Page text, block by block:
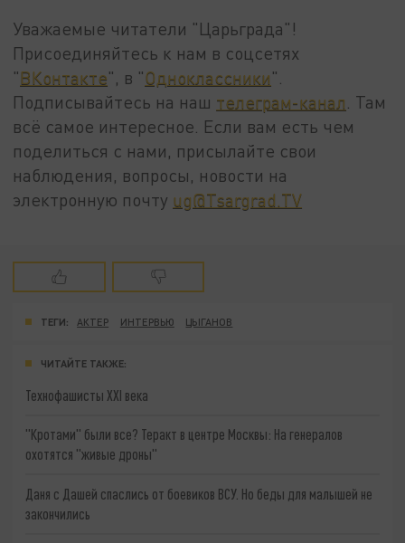
Уважаемые читатели "Царьграда"!
Присоединяйтесь к нам в соцсетях
"ВКонтакте", в "Одноклассники".
Подписывайтесь на наш телеграм-канал . Там
всё самое интересное. Если вам есть чем
поделиться с нами, присылайте свои
наблюдения, вопросы, новости на
электронную почту ug@Tsargrad.TV
ТЕГИ: АКТЕР ИНТЕРВЬЮ ЦЫГАНОВ
ЧИТАЙТЕ ТАКЖЕ:
Технофашисты XXI века
"Кротами" были все? Теракт в центре Москвы: На генералов
охотятся "живые дроны"
Даня с Дашей спаслись от боевиков ВСУ. Но беды для малышей не
закончились